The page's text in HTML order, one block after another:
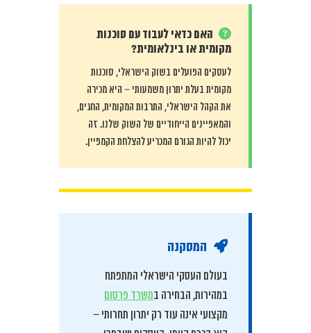
האם כדאי לעבוד עם סוכנות
מקומית או בינלאומית?
לעסקים הפועלים בשוק הישראלי, סוכנות
מקומית בעלת יתרון משמעותי – היא מכירה
את הקהל הישראלי, התרבות המקומית, החגים,
והמאפיינים הייחודיים של השוק שלנו. זה
יכול להיות הגורם המכריע להצלחת הקמפיין.
המסקנה
בעולם העסקי הישראלי המתפתח
במהירות, הבחירה במשרד פרסום
מקצועי אינה עוד רק יתרון תחרותי –